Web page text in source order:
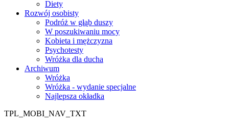
Diety
Rozwój osobisty
Podróż w głąb duszy
W poszukiwaniu mocy
Kobieta i mężczyzna
Psychotesty
Wróżka dla ducha
Archiwum
Wróżka
Wróżka - wydanie specjalne
Najlepsza okładka
TPL_MOBI_NAV_TXT